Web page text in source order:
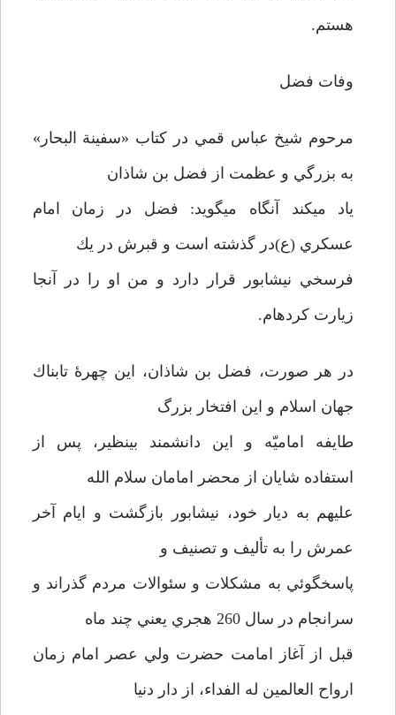
هستم.
وفات فضل
مرحوم شيخ عباس قمي در كتاب «سفينة البحار»
به بزرگي و عظمت از فضل بن شاذان
ياد مي­كند آنگاه مي­گويد: فضل در زمان امام
عسكري (ع)در گذشته است و قبرش در يك
فرسخي نيشابور قرار دارد و من او را در آنجا
زيارت كرده­ام.
در هر صورت، فضل بن شاذان، اين چهرۀ تابناك
جهان اسلام و اين افتخار بزرگ
طايفه اماميّه و اين دانشمند بي­نظير، پس از
استفاده شايان از محضر امامان سلام الله
عليهم به ديار خود،‌ نيشابور بازگشت و ايام آخر
عمرش را به تأليف و تصنيف و
پاسخگوئي به مشكلات و سئوالات مردم گذراند و
سرانجام در سال 260 هجري يعني چند ماه
قبل از آغاز امامت حضرت ولي عصر امام زمان
ارواح العالمين له الفداء، از دار دنيا